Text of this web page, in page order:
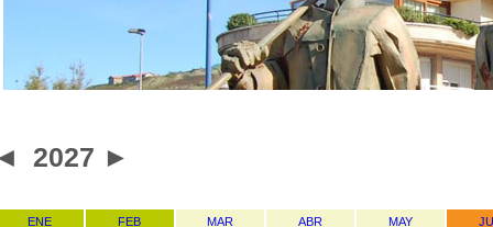
2027 ►
ENE FEB MAR ABR MAY